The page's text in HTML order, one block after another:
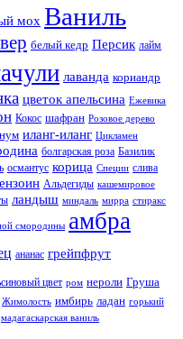
мох Ваниль
белый кедр Персик лайм
лаванда кориандр
цветок апельсина Ежевика
Кокос шафран Розовое дерево
иланг-иланг Цикламен
болгарская роза Базилик
османтус корица Специи слива
Альдегиды кашемировое
ландыш миндаль мирра стиракс
смородины амбра
ананас грейпфрут
цвет ром нероли Груша
Жимолость имбирь ладан горький
мадагаскарская ваниль